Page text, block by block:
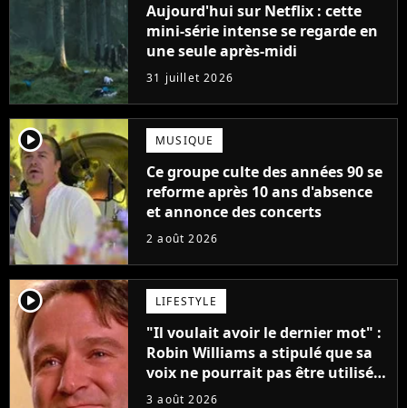
Aujourd'hui sur Netflix : cette
mini-série intense se regarde en
une seule après-midi
31 juillet 2026
player2 MUSIQUE
Ce groupe culte des années 90 se
reforme après 10 ans d'absence
et annonce des concerts
2 août 2026
player2 LIFESTYLE
"Il voulait avoir le dernier mot" :
Robin Williams a stipulé que sa
voix ne pourrait pas être utilisée
avant 2039, pourtant Disney
3 août 2026